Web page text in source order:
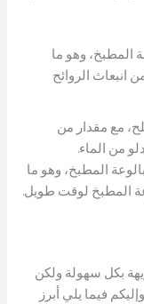
المطبخ، وهو ما
انبعاث الروائح
مع مقدار من
من الماء.
المطبخ، وهو ما
المطبخ لوقت طويل.
بكل سهولة ولكن
فيما يلي أبرز